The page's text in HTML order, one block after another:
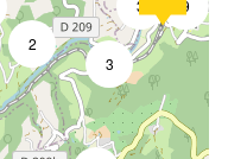
2
3
3 9